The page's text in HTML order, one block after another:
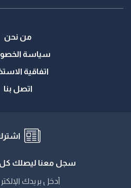
من نحن
سياسة
اتفاقية
اتصل بنا
سجل معنا ليصلك كل